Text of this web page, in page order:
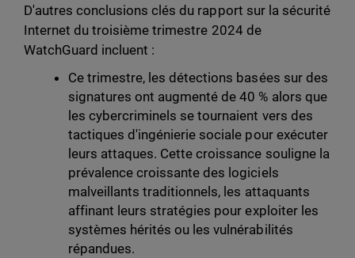
D'autres conclusions clés du rapport sur la sécurité
Internet du troisième trimestre 2024 de
WatchGuard incluent :
Ce trimestre, les détections basées sur des
signatures ont augmenté de 40 % alors que
les cybercriminels se tournaient vers des
tactiques d'ingénierie sociale pour exécuter
leurs attaques. Cette croissance souligne la
prévalence croissante des logiciels
malveillants traditionnels, les attaquants
affinant leurs stratégies pour exploiter les
systèmes hérités ou les vulnérabilités
répandues.